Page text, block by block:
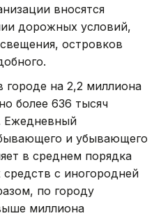
вносятся
дорожных условий,
островков
на 2,2 миллиона
более 636 тысяч
Ежедневный
и убывающего
в среднем порядка
с иногородней
по городу
миллиона